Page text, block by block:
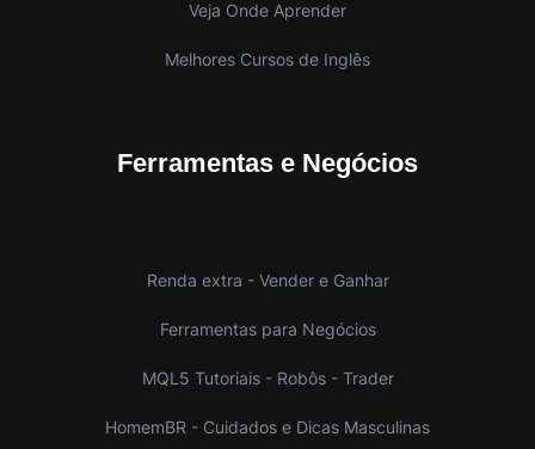
Veja Onde Aprender
Melhores Cursos de Inglês
Ferramentas e Negócios
Renda extra - Vender e Ganhar
Ferramentas para Negócios
MQL5 Tutoriais - Robôs - Trader
HomemBR - Cuidados e Dicas Masculinas